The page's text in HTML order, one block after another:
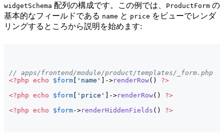
widgetSchema 配列の構成です。この例では、 ProductForm の
基本的なフィールドである name と price をビューでレンダ
リングするところから説明を始めます:
// apps/frontend/module/product/templates/_form.php
<?php echo $form 'name' ->renderRow( )
?>
<?php echo $form 'price' ->renderRow( )
?>
<?php echo $form->renderHiddenFields ( ) ?>